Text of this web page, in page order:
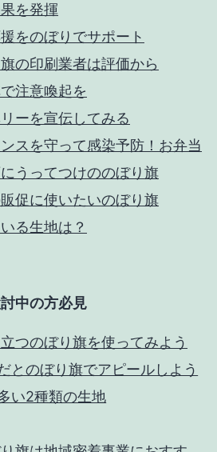
を発揮
をのぼりでサポート
の印刷業者は評価から
注意喚起を
ーを宣伝してみる
スを守って感染予防！お弁当
うってつけののぼり旗
促に使いたいのぼり旗
る生地は？
中の方必見
つのぼり旗を使ってみよう
とのぼり旗でアピールしよう
い2種類の生地